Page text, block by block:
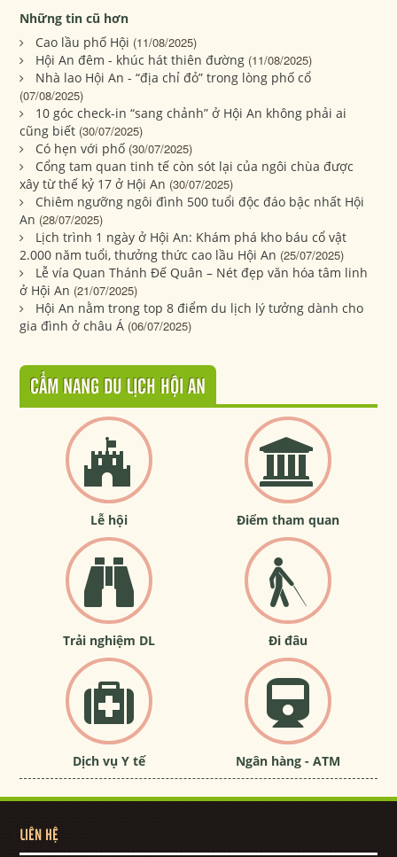
Những tin cũ hơn
Cao lầu phố Hội (11/08/2025)
Hội An đêm - khúc hát thiên đường (11/08/2025)
Nhà lao Hội An - “địa chỉ đỏ” trong lòng phố cổ
(07/08/2025)
10 góc check-in “sang chảnh” ở Hội An không phải ai
cũng biết (30/07/2025)
Có hẹn với phố (30/07/2025)
Cổng tam quan tinh tế còn sót lại của ngôi chùa được
xây từ thế kỷ 17 ở Hội An (30/07/2025)
Chiêm ngưỡng ngôi đình 500 tuổi độc đáo bậc nhất Hội
An (28/07/2025)
Lịch trình 1 ngày ở Hội An: Khám phá kho báu cổ vật
2.000 năm tuổi, thưởng thức cao lầu Hội An (25/07/2025)
Lễ vía Quan Thánh Đế Quân – Nét đẹp văn hóa tâm linh
ở Hội An (21/07/2025)
Hội An nằm trong top 8 điểm du lịch lý tưởng dành cho
gia đình ở châu Á (06/07/2025)
CẨM NANG DU LỊCH HỘI AN
Lễ hội Điểm tham quan
Trải nghiệm DL Đi đâu
Dịch vụ Y tế Ngân hàng - ATM
LIÊN HỆ